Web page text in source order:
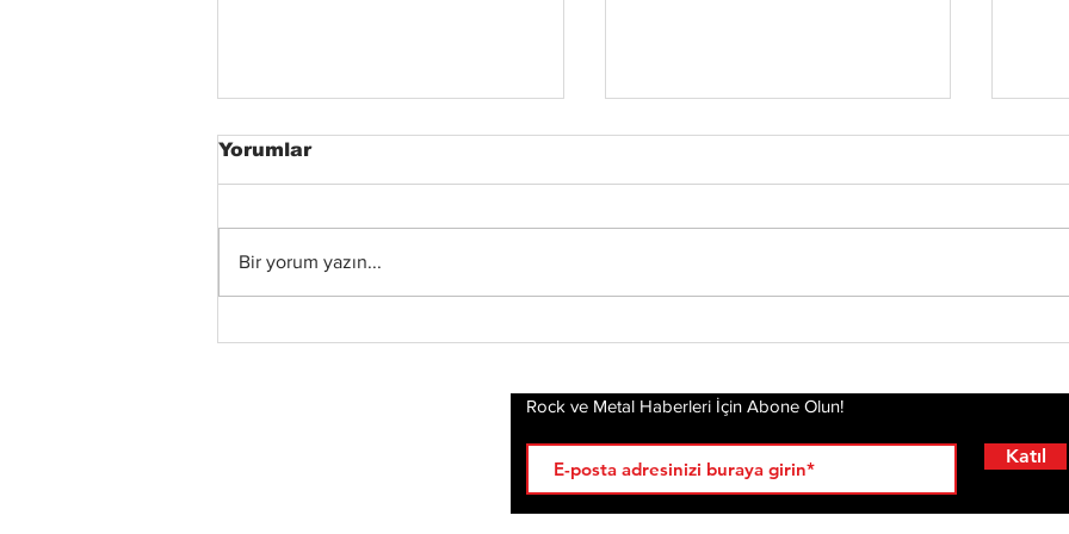
Yorumlar
Bir yorum yazın...
Rock ve Metal Haberleri İçin Abone Olun!
Katıl